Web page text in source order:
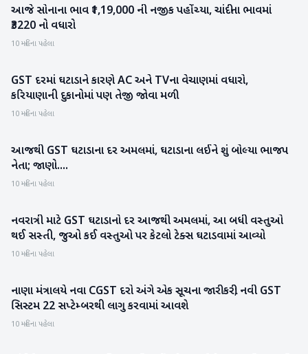
બિઝનેસ
આજે સોનાના ભાવ ₹1,19,000 ની નજીક પહોંચ્યા, ચાંદીના ભાવમાં
₹3220 નો વધારો
10 મહિના પહેલા
બિઝનેસ
GST દરમાં ઘટાડાને કારણે AC અને TVના વેચાણમાં વધારો,
કરિયાણાની દુકાનોમાં પણ તેજી જોવા મળી
10 મહિના પહેલા
રાષ્ટ્રીય
આજથી GST ઘટાડાના દર અમલમાં, ઘટાડાના લઈને શું બોલ્યા ભાજપ
નેતા; જાણો....
10 મહિના પહેલા
બિઝનેસ
નવરાત્રી માટે GST ઘટાડાનો દર આજથી અમલમાં, આ બધી વસ્તુઓ
થઈ સસ્તી, જુઓ કઈ વસ્તુઓ પર કેટલો ટેક્સ ઘટાડવામાં આવ્યો
10 મહિના પહેલા
રાષ્ટ્રીય
નાણા મંત્રાલયે નવા CGST દરો અંગે એક સૂચના જારી કરી; નવી GST
સિસ્ટમ 22 સપ્ટેમ્બરથી લાગુ કરવામાં આવશે
10 મહિના પહેલા